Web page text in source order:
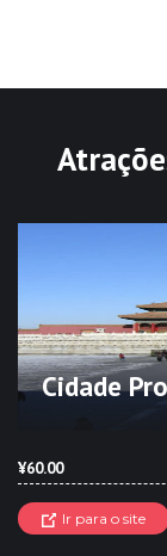
Cidade
¥60.00
Ir para o site